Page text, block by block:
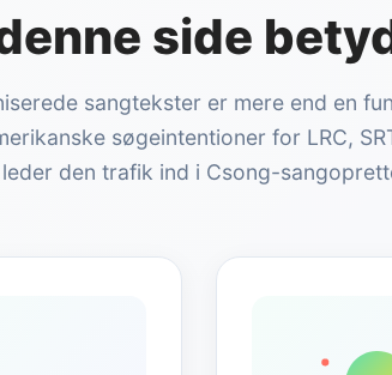
side
sangtekster er mere end en
søgeintentioner for LRC,
den trafik ind i Csong-